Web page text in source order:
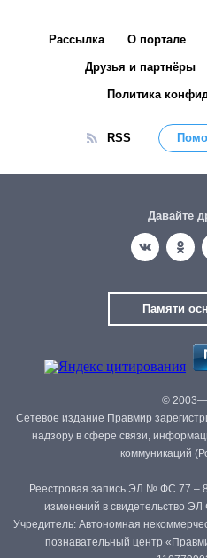
Рассылка О портале
Друзья и партнёры
Политика
RSS
Давайте
Памяти
©
Сетевое издание Правмир
надзору в сфере связи,
коммуникаций
Реестровая запись ЭЛ № ФС 77 –
изменений в свидетельство
Учредитель: Автономная
познавательный центр